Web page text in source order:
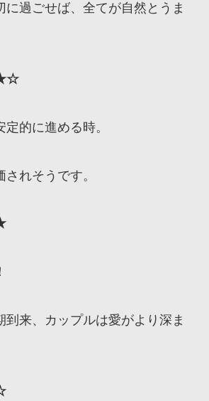
に過ごせば、全てが自然とうま
的に進める時。
れそうです。
到来、カップルは愛がより深ま